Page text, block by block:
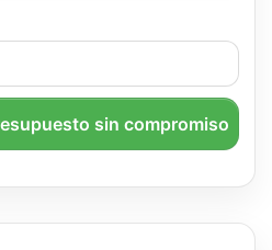
sin compromiso